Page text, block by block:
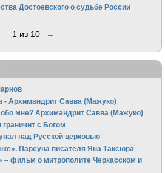
Достоевского о судьбе России
1 из 10 →
- Архимандрит Савва (Мажуко)
мне? Архимандрит Савва (Мажуко)
граничит с Богом
над Русской церковью
Парсуна писателя Яна Таксюра
фильм о митрополите Черкасском и